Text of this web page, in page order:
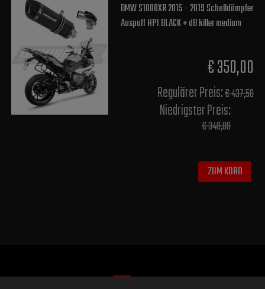
BMW S1000XR 2015 - 2019 Schalldämpfer
Auspuff HP1 BLACK + dB killer medium
€ 350,00
Regulärer Preis:€ 437,50
Niedrigster Preis:
€ 348,00
ZUM KORB